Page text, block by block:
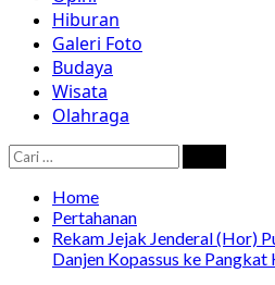
Hiburan
Galeri Foto
Budaya
Wisata
Olahraga
Cari
untuk:
Home
Pertahanan
Rekam Jejak Jenderal (Hor)
Danjen Kopassus ke Pangkat